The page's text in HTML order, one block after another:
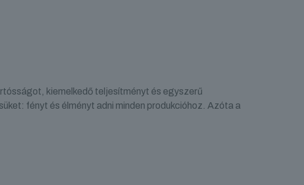
kiemelkedő teljesítményt és egyszerű
fényt és élményt adni minden produkcióhoz. Azóta a